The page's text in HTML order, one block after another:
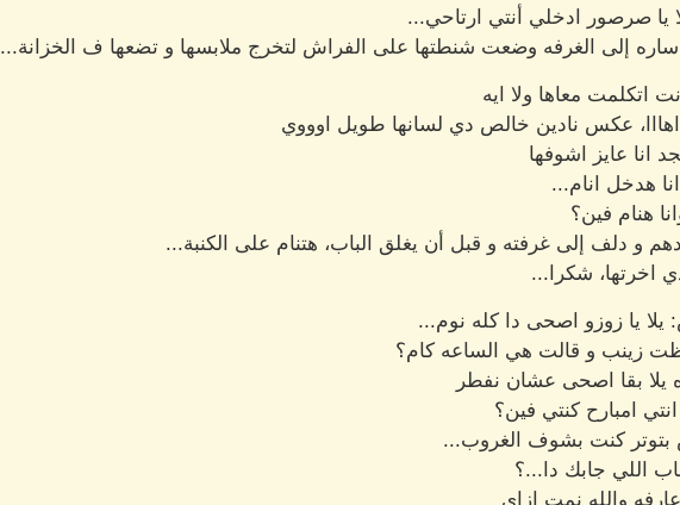
يا صرصور ادخلي أنتي ارتاحي...
إلى الغرفه وضعت شنطتها على الفراش لتخرج ملابسها و تضعها ف الخزانة...
اتكلمت معاها ولا ايه
اهااا، عكس نادين خالص دي لسانها طويل اوووي
انا عايز اشوفها
هدخل انام...
هنام فين؟
و دلف إلى غرفته و قبل أن يغلق الباب، هتنام على الكنبة...
اخرتها، شكرا...
يا زوزو اصحى دا كله نوم...
زينب و قالت هي الساعه كام؟
بقا اصحى عشان نفطر
امبارح كنتي فين؟
كنت بشوف الغروب...
اللي جابك دا...؟
والله نمت ازاي